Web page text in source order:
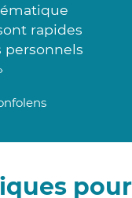
rapides
personnels
pour